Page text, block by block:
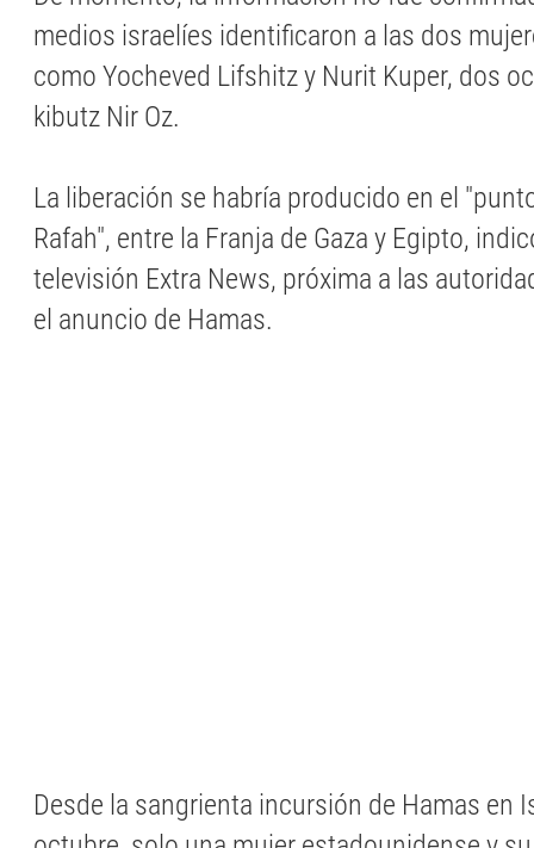
medios israelíes identificaron a las dos
como Yocheved Lifshitz y Nurit Kuper, dos
kibutz Nir Oz.
La liberación se habría producido en el
Rafah", entre la Franja de Gaza y Egipto,
televisión Extra News, próxima a las
el anuncio de Hamas.
Desde la sangrienta incursión de Hamas en